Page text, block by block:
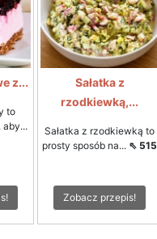
z...
to
aby...
Sałatka z
rzodkiewką,...
Sałatka z rzodkiewką to
prosty sposób na... ⇖ 515
Zobacz przepis!